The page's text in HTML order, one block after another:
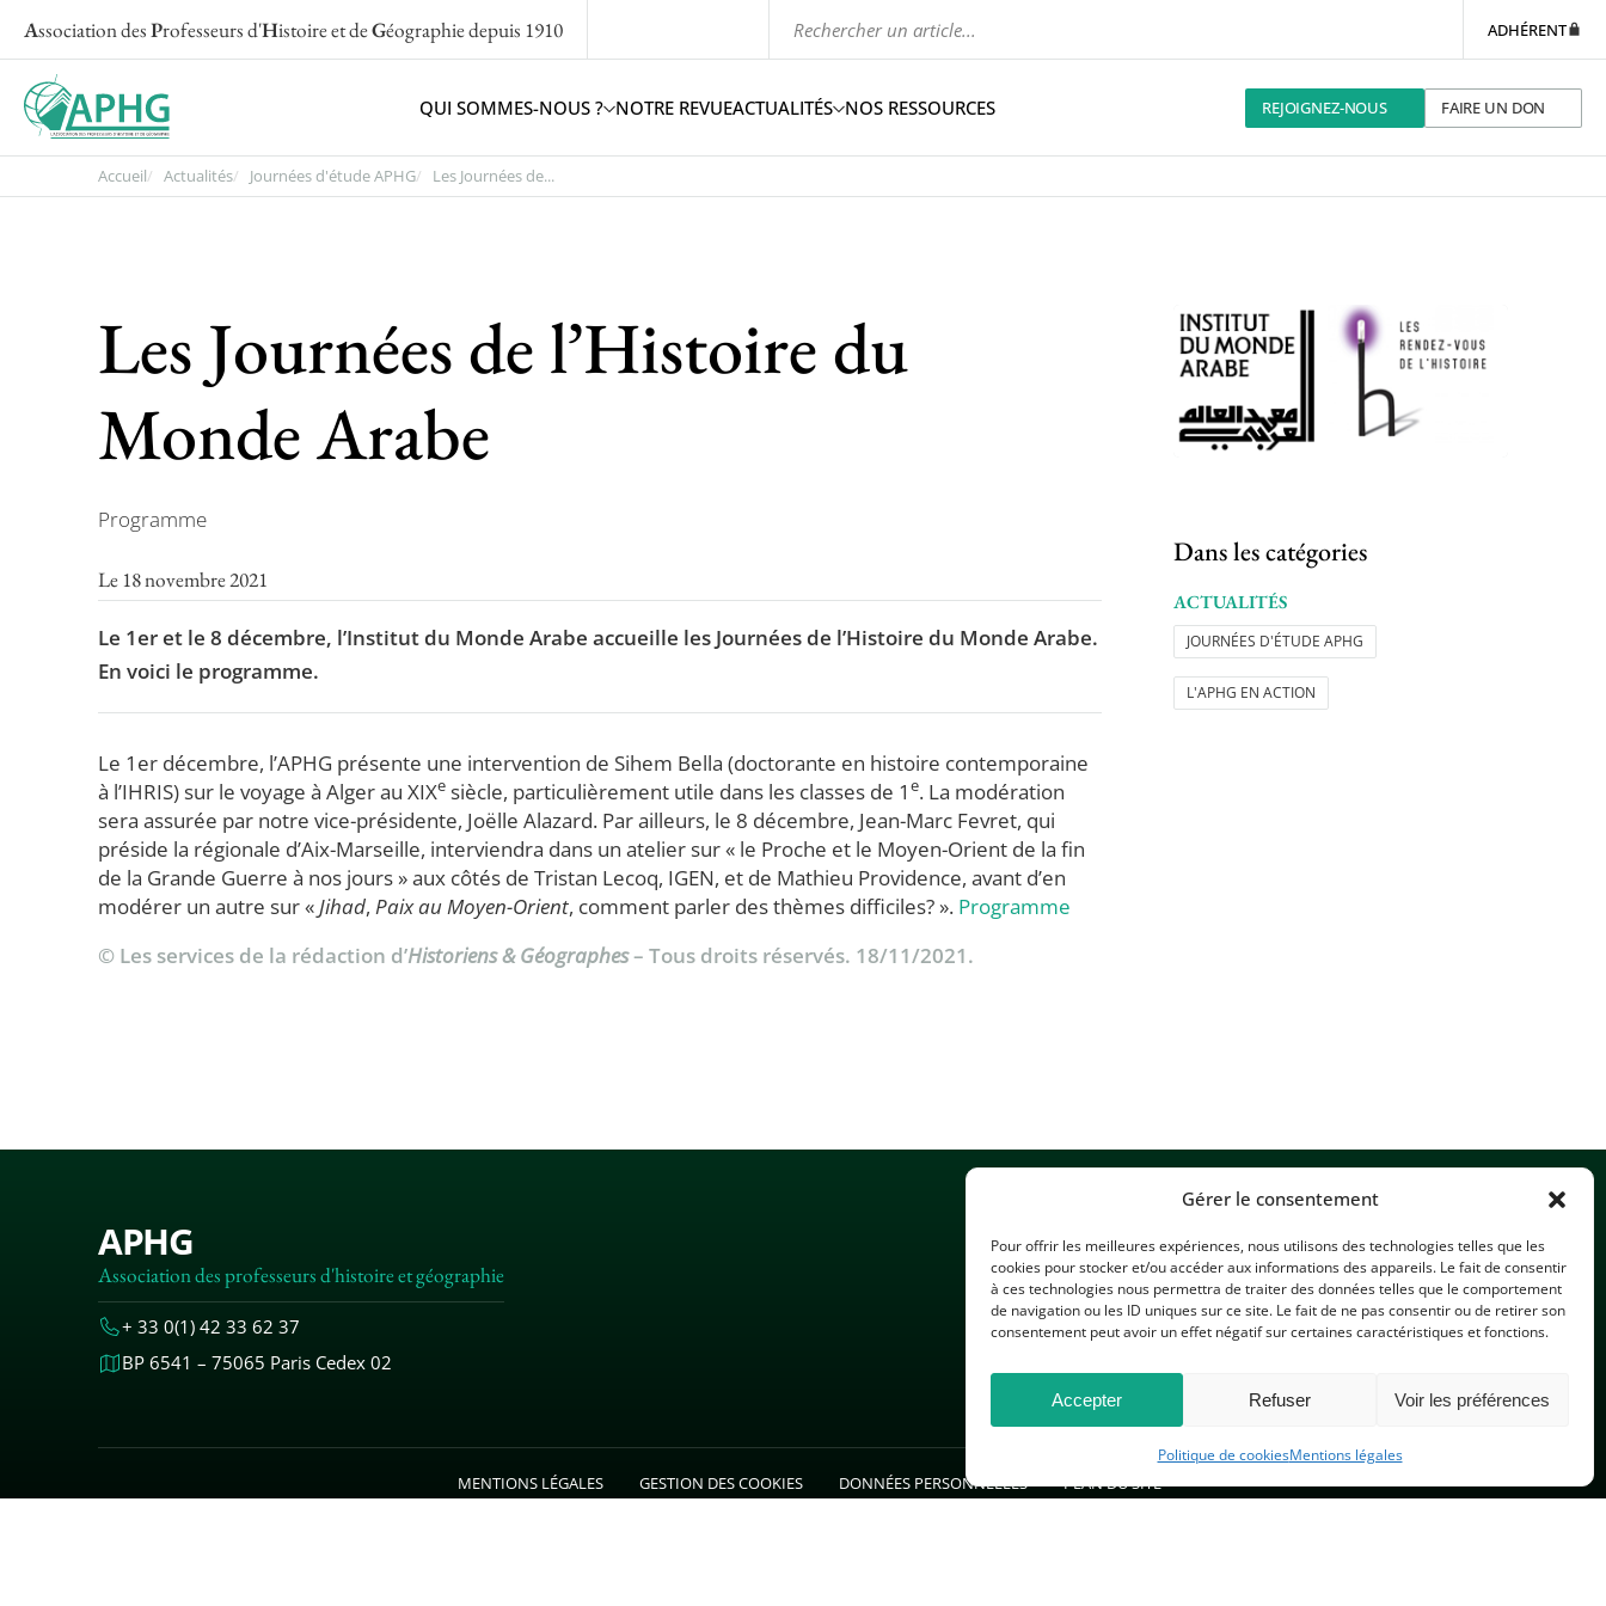
Gérer le consentement
Pour offrir les meilleures expériences, nous utilisons des technologies telles que les
cookies pour stocker et/ou accéder aux informations des appareils. Le fait de consentir
à ces technologies nous permettra de traiter des données telles que le comportement
de navigation ou les ID uniques sur ce site. Le fait de ne pas consentir ou de retirer son
consentement peut avoir un effet négatif sur certaines caractéristiques et fonctions.
Accepter Refuser Voir les préférences
Politique de cookiesMentions légales
Association desProfesseurs d'Histoire et deGéographiedepuis 1910 ADHÉRENT
QUI SOMMES-NOUS ? NOTRE REVUEACTUALITÉS NOS RESSOURCES REJOIGNEZ-NOUS FAIRE UN DON
Accueil Actualités Journées d'étude APHG Les Journées de...
Les Journées de l’Histoire du
Monde Arabe
Programme
Le 18 novembre 2021
Le 1er et le 8 décembre, l’Institut du Monde Arabe accueille les Journées de l’Histoire du Monde Arabe.
En voici le programme.
Le 1er décembre, l’APHG présente une intervention de Sihem Bella (doctorante en histoire contemporaine
à l’IHRIS) sur le voyage à Alger au XIXe siècle, particulièrement utile dans les classes de 1 e. La modération
sera assurée par notre vice-présidente, Joëlle Alazard. Par ailleurs, le 8 décembre, Jean-Marc Fevret, qui
préside la régionale d’Aix-Marseille, interviendra dans un atelier sur « le Proche et le Moyen-Orient de la fin
de la Grande Guerre à nos jours » aux côtés de Tristan Lecoq, IGEN, et de Mathieu Providence, avant d’en
modérer un autre sur «Jihad, Paix au Moyen-Orient, comment parler des thèmes difficiles? ». Programme
© Les services de la rédaction d’Historiens & Géographes– Tous droits réservés. 18/11/2021.
Dans les catégories
ACTUALITÉS
JOURNÉES D'ÉTUDE APHG
L'APHG EN ACTION
APHG
Association des professeurs d'histoire et géographie
+ 33 0(1) 42 33 62 37
BP 6541 – 75065 Paris Cedex 02
CONTACTEZ-NOUS
MENTIONS LÉGALES GESTION DES COOKIES DONNÉES PERSONNELLES PLAN DU SITE